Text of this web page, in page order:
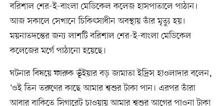
বরিশাল শের-ই-বাংলা মেডিকেল কলেজ হাসপাতালে পাঠান।
আজ সকালে সেখানে চিকিৎসাধীন অবস্থায় তাঁর মৃত্যু হয়।
ময়নাতদন্তের জন্য লাশটি বরিশাল শের-ই-বাংলা মেডিকেল
কলেজের মর্গে পাঠানো হয়েছে।
ঘটনার বিষয়ে ফারুক ভূঁইয়ার বড় জামাতা ইদ্রিস হাওলাদার বলেন,
‘ওই তিন তরুণের কাছে আমার শ্বশুর টাকা পান। এরপর তাঁরা
আবার বাকিতে সিগারেট চাওয়ায় আমার শ্বশুর আগের পাওনা টাকা